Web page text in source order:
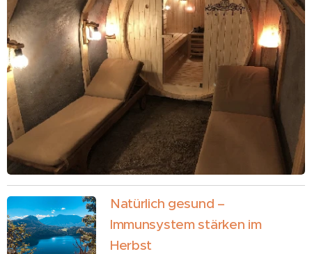
Natürlich gesund –
Immunsystem stärken im
Herbst